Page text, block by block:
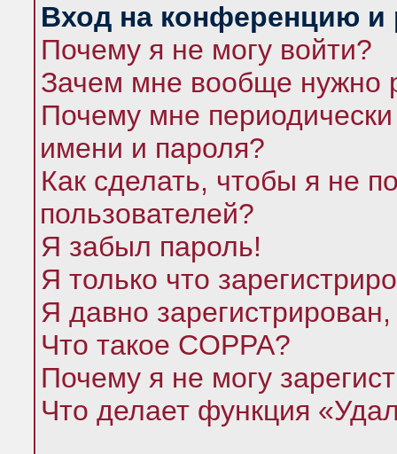
Вход на конференцию и
Почему я не могу войти?
Зачем мне вообще нужно
Почему мне
имени и пароля?
Как сделать, чтобы я не
пользователей?
Я забыл пароль!
Я только что
Я давно
Что такое COPPA?
Почему я не могу
Что делает функция